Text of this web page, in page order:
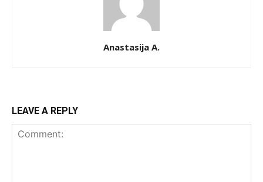
Anastasija A.
LEAVE A REPLY